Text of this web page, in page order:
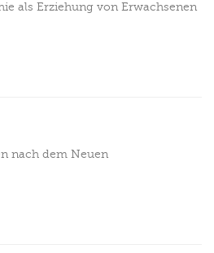
als Erziehung von Erwachsenen
nach dem Neuen